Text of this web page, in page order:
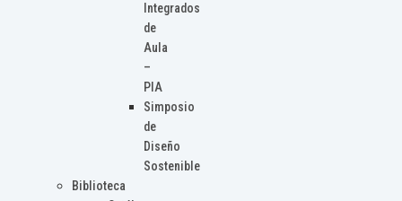
Integrados
de
Aula
–
PIA
Simposio
de
Diseño
Sostenible
Biblioteca